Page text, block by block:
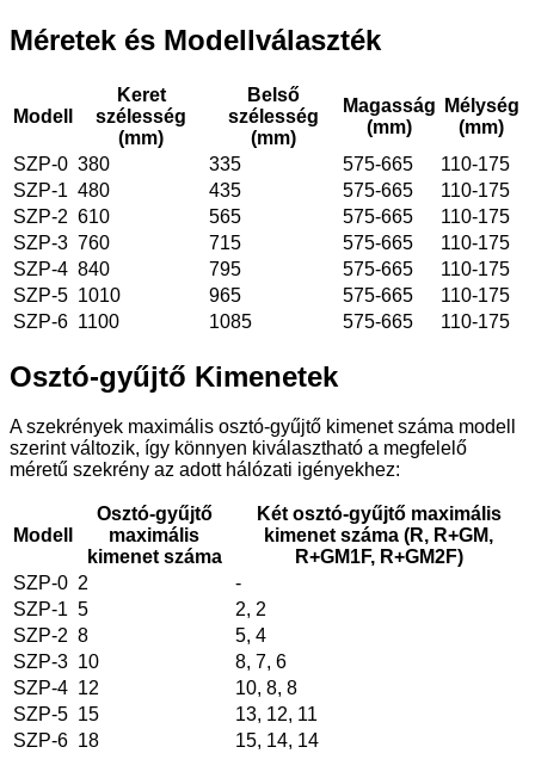
Méretek és Modellválaszték
Modell
Keret
szélesség
(mm)
Belső
szélesség
(mm)
Magasság
(mm)
Mélység
(mm)
SZP-0 380 335 575-665
110-175
SZP-1 480 435 575-665
110-175
SZP-2 610 565 575-665
110-175
SZP-3 760 715 575-665
110-175
SZP-4 840 795 575-665
110-175
SZP-5 1010 965 575-665
110-175
SZP-6 1100 1085 575-665 110-175
Osztó-gyűjtő Kimenetek
A szekrények maximális osztó-gyűjtő kimenet száma modell
szerint változik, így könnyen kiválasztható a megfelelő
méretű szekrény az adott hálózati igényekhez:
Modell
Osztó-gyűjtő
maximális
kimenet száma
Két osztó-gyűjtő maximális
kimenet száma (R, R+GM,
R+GM1F, R+GM2F)
SZP-0 2
-
SZP-1 5
2, 2
SZP-2 8
5, 4
SZP-3 10
8, 7, 6
SZP-4 12
10, 8, 8
SZP-5 15
13, 12, 11
SZP-6 18 15, 14, 14